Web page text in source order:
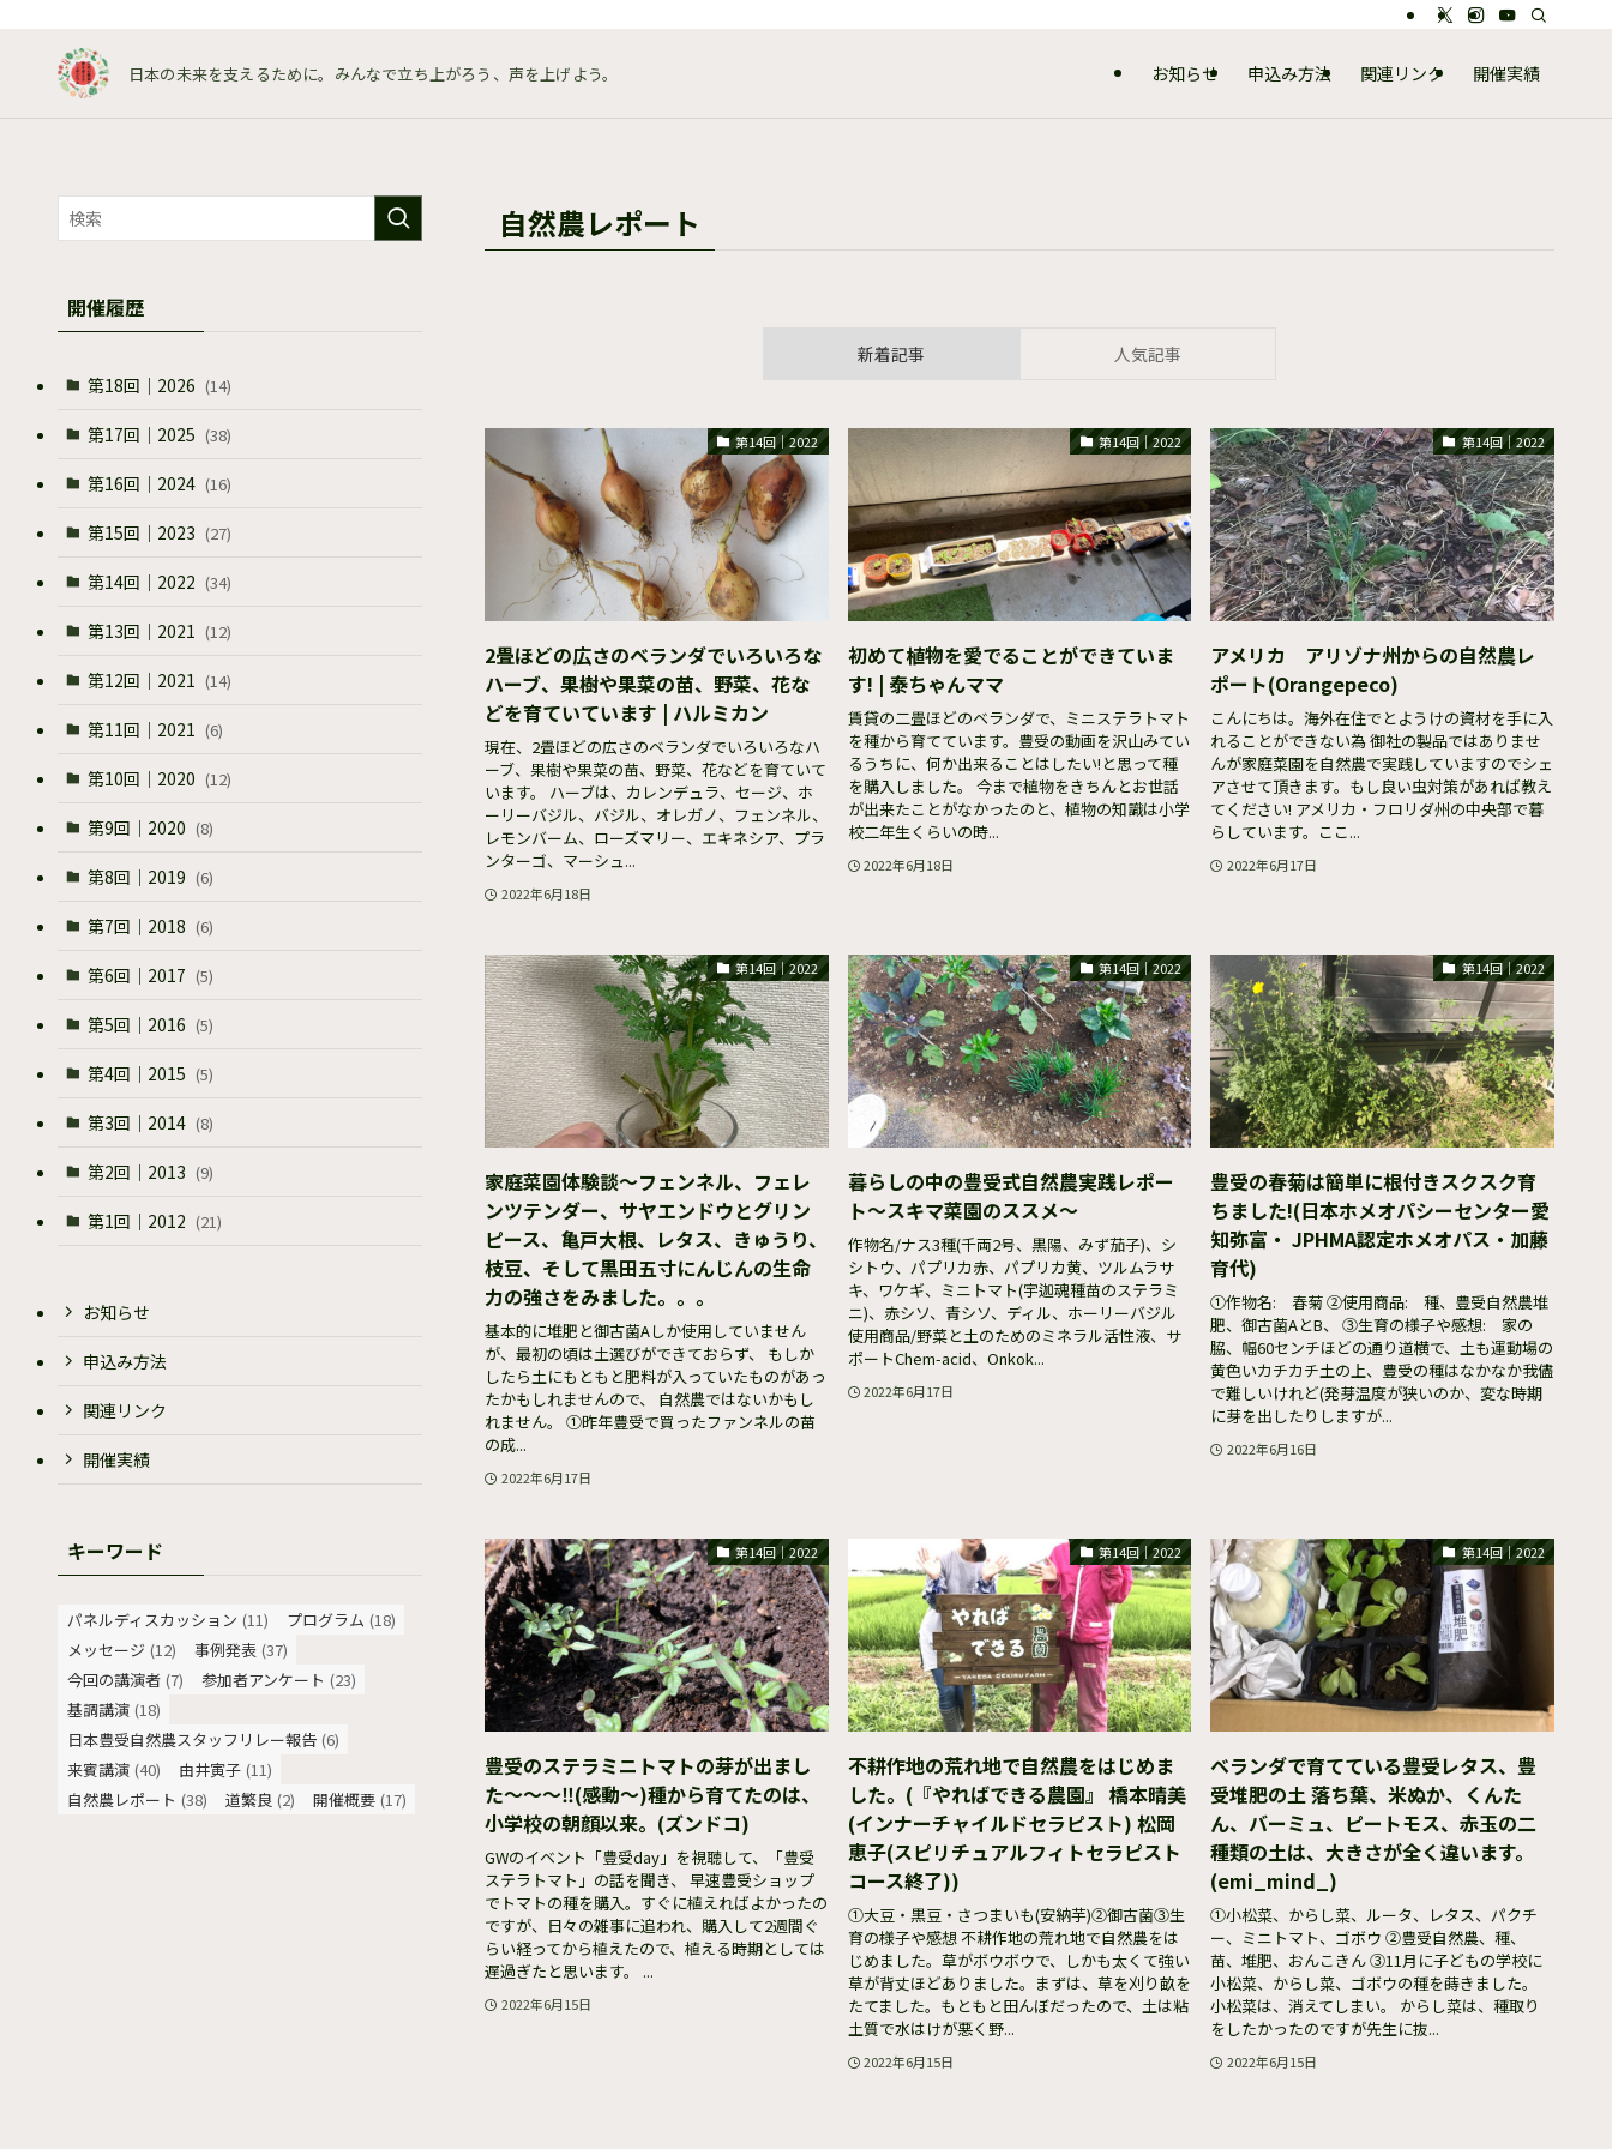
日本の未来を支えるために。みんなで立ち上がろう、声を上げよう。 お知らせ 申込み方法 関連リンク 開催実績
自然農レポート
新着記事 人気記事
第14回｜2022
2畳ほどの広さのベランダでいろいろな
ハーブ、果樹や果菜の苗、野菜、花な
どを育ていています | ハルミカン
現在、2畳ほどの広さのベランダでいろいろなハ
ーブ、果樹や果菜の苗、野菜、花などを育ていて
います。 ハーブは、カレンデュラ、セージ、ホ
ーリーバジル、バジル、オレガノ、フェンネル、
レモンバーム、ローズマリー、エキネシア、プラ
ンターゴ、マーシュ...
2022年6月18日
第14回｜2022
初めて植物を愛でることができていま
す! | 泰ちゃんママ
賃貸の二畳ほどのベランダで、ミニステラトマト
を種から育てています。豊受の動画を沢山みてい
るうちに、何か出来ることはしたい!と思って種
を購入しました。 今まで植物をきちんとお世話
が出来たことがなかったのと、植物の知識は小学
校二年生くらいの時...
2022年6月18日
第14回｜2022
アメリカ アリゾナ州からの自然農レ
ポート(Orangepeco)
こんにちは。海外在住でとようけの資材を手に入
れることができない為 御社の製品ではありませ
んが家庭菜園を自然農で実践していますのでシェ
アさせて頂きます。もし良い虫対策があれば教え
てください! アメリカ・フロリダ州の中央部で暮
らしています。ここ...
2022年6月17日
第14回｜2022
家庭菜園体験談〜フェンネル、フェレ
ンツテンダー、サヤエンドウとグリン
ピース、亀戸大根、レタス、きゅうり、
枝豆、そして黒田五寸にんじんの生命
力の強さをみました。。。
基本的に堆肥と御古菌Aしか使用していません
が、最初の頃は土選びができておらず、 もしか
したら土にもともと肥料が入っていたものがあっ
たかもしれませんので、 自然農ではないかもし
れません。 ①昨年豊受で買ったファンネルの苗
の成...
2022年6月17日
第14回｜2022
暮らしの中の豊受式自然農実践レポー
ト～スキマ菜園のススメ～
作物名/ナス3種(千両2号、黒陽、みず茄子)、シ
シトウ、パプリカ赤、パプリカ黄、ツルムラサ
キ、ワケギ、ミニトマト(宇迦魂種苗のステラミ
ニ)、赤シソ、青シソ、ディル、ホーリーバジル
使用商品/野菜と土のためのミネラル活性液、サ
ポートChem-acid、Onkok...
2022年6月17日
第14回｜2022
豊受の春菊は簡単に根付きスクスク育
ちました!(日本ホメオパシーセンター愛
知弥富・ JPHMA認定ホメオパス・加藤
育代)
①作物名: 春菊 ②使用商品: 種、豊受自然農堆
肥、御古菌AとB、 ③生育の様子や感想: 家の
脇、幅60センチほどの通り道横で、土も運動場の
黄色いカチカチ土の上、豊受の種はなかなか我儘
で難しいけれど(発芽温度が狭いのか、変な時期
に芽を出したりしますが...
2022年6月16日
第14回｜2022
豊受のステラミニトマトの芽が出まし
た〜〜〜‼︎(感動〜)種から育てたのは、
小学校の朝顔以来。(ズンドコ)
GWのイベント「豊受day」を視聴して、「豊受
ステラトマト」の話を聞き、 早速豊受ショップ
でトマトの種を購入。すぐに植えればよかったの
ですが、日々の雑事に追われ、購入して2週間ぐ
らい経ってから植えたので、植える時期としては
遅過ぎたと思います。 ...
2022年6月15日
第14回｜2022
不耕作地の荒れ地で自然農をはじめま
した。(『やればできる農園』 橋本晴美
(インナーチャイルドセラピスト) 松岡
恵子(スピリチュアルフィトセラピスト
コース終了))
①大豆・黒豆・さつまいも(安納芋)②御古菌③生
育の様子や感想 不耕作地の荒れ地で自然農をは
じめました。草がボウボウで、しかも太くて強い
草が背丈ほどありました。まずは、草を刈り畝を
たてました。もともと田んぼだったので、土は粘
土質で水はけが悪く野...
2022年6月15日
第14回｜2022
ベランダで育てている豊受レタス、豊
受堆肥の土 落ち葉、米ぬか、くんた
ん、バーミュ、ピートモス、赤玉の二
種類の土は、大きさが全く違います。
(emi_mind_)
①小松菜、からし菜、ルータ、レタス、パクチ
ー、ミニトマト、ゴボウ ②豊受自然農、種、
苗、堆肥、おんこきん ③11月に子どもの学校に
小松菜、からし菜、ゴボウの種を蒔きました。
小松菜は、消えてしまい。 からし菜は、種取り
をしたかったのですが先生に抜...
2022年6月15日
開催履歴
第18回｜2026 (14)
第17回｜2025 (38)
第16回｜2024 (16)
第15回｜2023 (27)
第14回｜2022 (34)
第13回｜2021 (12)
第12回｜2021 (14)
第11回｜2021 (6)
第10回｜2020 (12)
第9回｜2020 (8)
第8回｜2019 (6)
第7回｜2018 (6)
第6回｜2017 (5)
第5回｜2016 (5)
第4回｜2015 (5)
第3回｜2014 (8)
第2回｜2013 (9)
第1回｜2012 (21)
お知らせ
申込み方法
関連リンク
開催実績
キーワード
パネルディスカッション (11) プログラム (18)
メッセージ (12) 事例発表 (37)
今回の講演者 (7) 参加者アンケート (23)
基調講演 (18)
日本豊受自然農スタッフリレー報告 (6)
来賓講演 (40) 由井寅子 (11)
自然農レポート (38) 道繁良 (2) 開催概要 (17)